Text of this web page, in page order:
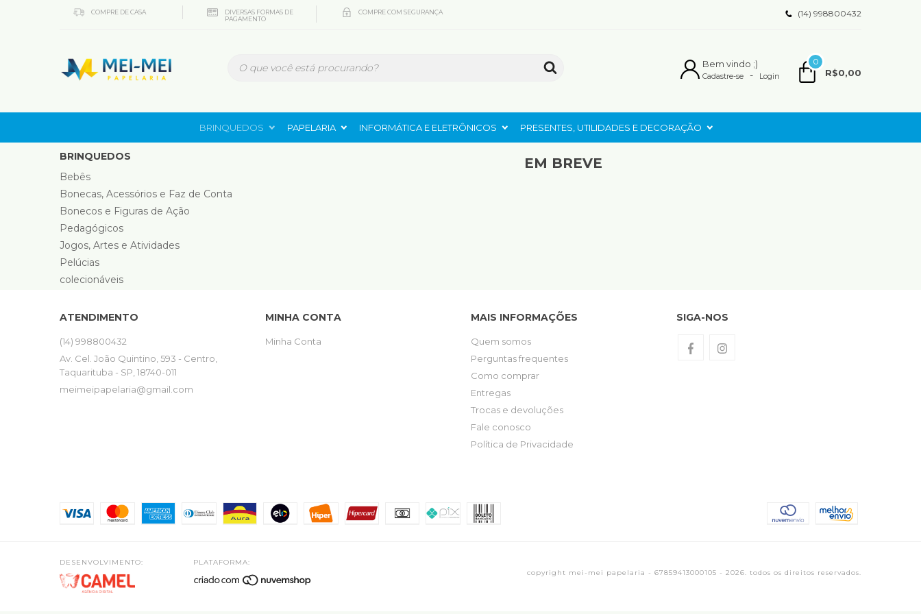
COMPRE DE CASA
DIVERSAS FORMAS DE
PAGAMENTO
COMPRE COM SEGURANÇA (14) 998800432
Bem vindo ;)
Cadastre-se - Login
0
R$0,00
BRINQUEDOS PAPELARIA INFORMÁTICA E ELETRÔNICOS PRESENTES, UTILIDADES E DECORAÇÃO
BRINQUEDOS
Bebês
Bonecas, Acessórios e Faz de Conta
Bonecos e Figuras de Ação
Pedagógicos
Jogos, Artes e Atividades
Pelúcias
colecionáveis
EM BREVE
ATENDIMENTO
(14) 998800432
Av. Cel. João Quintino, 593 - Centro,
Taquarituba - SP, 18740-011
meimeipapelaria@gmail.com
MINHA CONTA
Minha Conta
MAIS INFORMAÇÕES
Quem somos
Perguntas frequentes
Como comprar
Entregas
Trocas e devoluções
Fale conosco
Política de Privacidade
SIGA-NOS
DESENVOLVIMENTO:
PLATAFORMA:
copyright mei-mei papelaria - 67859413000105 - 2026. todos os direitos reservados.